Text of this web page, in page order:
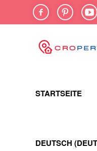
FACEBOOKPINTEREST
STARTSEITE
DEUTSCH (